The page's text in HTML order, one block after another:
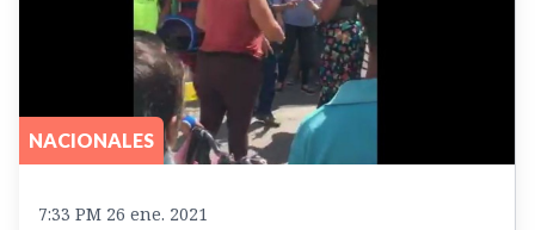
NACIONALES
7:33 PM 26 ene. 2021